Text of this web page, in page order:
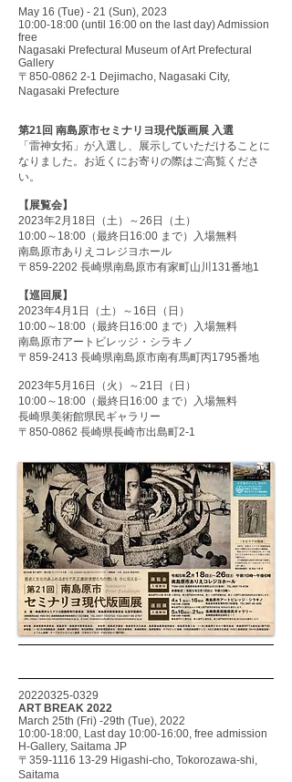
May 16 (Tue) - 21 (Sun), 2023
10:00-18:00 (until 16:00 on the last day) Admission
free
Nagasaki Prefectural Museum of Art Prefectural
Gallery
〒850-0862 2-1 Dejimacho, Nagasaki City,
Nagasaki Prefecture
第21回 南島原市セミナリヨ現代版画展 入選
「雷神女拓」が入選し、展示していただけることに
なりました。お近くにお寄りの際はご高覧くださ
い。
【展覧会】
2023年2月18日（土）～26日（土）
10:00～18:00（最終日16:00 まで）入場無料
南島原市ありえコレジヨホール
〒859-2202 長崎県南島原市有家町山川131番地1
【巡回展】
2023年4月1日（土）～16日（日）
10:00～18:00（最終日16:00 まで）入場無料
南島原市アートビレッジ・シラキノ
〒859-2413 長崎県南島原市南有馬町丙1795番地
2023年5月16日（火）～21日（日）
10:00～18:00（最終日16:00 まで）入場無料
長崎県美術館県民ギャラリー
〒850-0862 長崎県長崎市出島町2-1
20220325-0329
ART BREAK 2022
March 25th (Fri) -29th (Tue), 2022
10:00-18:00, Last day 10:00-16:00, free admission
H-Gallery, Saitama JP
〒359-1116 13-29 Higashi-cho, Tokorozawa-shi,
Saitama